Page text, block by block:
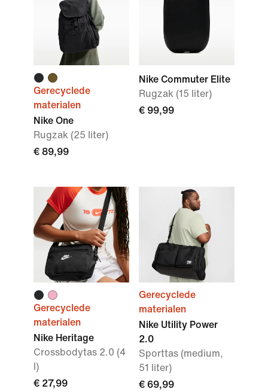
Gerecyclede
materialen
Nike One
Rugzak (25 liter)
€ 89,99
Nike Commuter Elite
Rugzak (15 liter)
€ 99,99
Gerecyclede
materialen
Nike Heritage
Crossbodytas 2.0 (4
l)
€ 27,99
Gerecyclede
materialen
Nike Utility Power
2.0
Sporttas (medium,
51 liter)
€ 69,99